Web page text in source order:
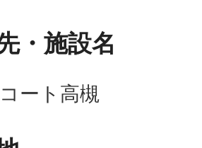
・施設名
ート高槻